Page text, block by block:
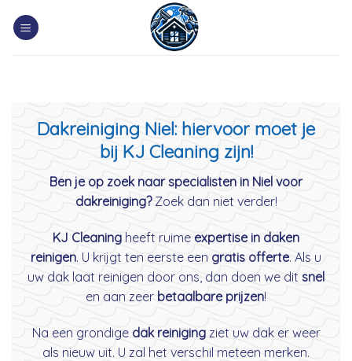
Dakreiniging Niel: hiervoor moet je
bij KJ Cleaning zijn!
Ben je op zoek naar specialisten in Niel voor
dakreiniging?Zoek dan niet verder!
KJ Cleaning heeft ruime expertise in daken
reinigen. U krijgt ten eerste een gratis offerte. Als u
uw dak laat reinigen door ons, dan doen we dit snel
en aan zeer betaalbare prijzen!
Na een grondige dak reinigingziet uw dak er weer
als nieuw uit. U zal het verschil meteen merken.